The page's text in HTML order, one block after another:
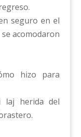
seguro en el
acomodaron
hizo para
laj herida del